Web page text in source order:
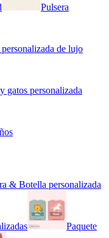
Pulsera
personalizada de lujo
gatos personalizada
& Botella personalizada
Paquete